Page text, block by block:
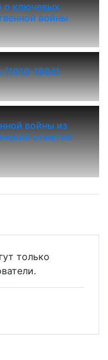
о ключевых
войны
1994)
войны из
отметил
только